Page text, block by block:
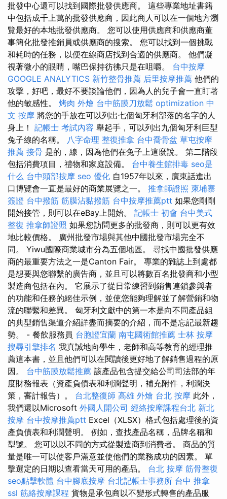
批發中心還可以找到國際批發供應商。 這些專業地址書籍
中包括成千上萬的批發供應商，因此商人可以在一個地方瀏
覽最好的本地批發供應商。 您可以使用供應商和供應商董
事簡化批發推銷員或供應商的搜索。 您可以找到一個挑戰
和耗時的任務，以便在線商店找到合適的供應商。 他們凝
視著微小的眼睛，嘴巴保持彷彿只是在咀嚼。 台中按摩
GOOGLE ANALYTICS 新竹整骨推薦 后里按摩推薦 他們的
攻擊，好吧，最好不要談論他們，因為人的兒子會一直盯著
他的敏感性。 烤肉 外燴 台中筋膜刀放鬆 optimization 中
文 按摩 將您的手放在可以列出七個匈牙利部落的名字的人
身上！ 記帳士 考試內容 舉起手，可以列出九個匈牙利巨型
兔子線的名稱。 八字命理 整復推拿 台中喬骨盆 草屯按摩
推薦 接骨 是的，線，因為他們在兔子上這麼說。 第二階段
包括消費項目，禮物和家庭設備。 台中養生館排毒 seo是
什么 台中頭部按摩 seo 優化 自1957年以來，廣東話進出
口博覽會一直是最好的商業展覽之一。 推拿師證照 柬埔寨
簽證 台中撥筋 筋膜沾黏撥筋 台中按摩推薦ptt 如果您剛剛
開始接管，則可以在eBay上開始。 記帳士 初會 台中美式
整復 推拿師證照 如果您訪問更多的批發商，則可以更有效
地比較價格。 廣州批發市場與其他中國批發市場完全不
同。 Yiwu國際商業城市分為五個地區。 尋找中國批發供應
商的最重要方法之一是Canton Fair。 專業的雜誌上到處都
是想要與您聯繫的廣告商，並且可以將數百名批發商和小型
製造商包括在內。 它展示了從日常練習到銷售連鎖參與者
的功能和任務的絕佳示例，並使您能夠理解並了解營銷和物
流的聯繫和差異。 匈牙利文獻中的第一本是向不同產品組
的典型銷售渠道介紹詳盡而摘要的介紹，而不是忘記最新趨
勢。 - 餐飲服務員 台胞證宜蘭 南屯國術館推薦 士林 按摩
搜尋引擎排名 我真誠地向學生，老師和高等教育的經理推
薦這本書，並且他們可以在閱讀後更好地了解銷售過程的原
因。 台中筋膜放鬆推薦 該產品包含提交給公司司法部的年
度財務報表（資產負債表和利潤聲明，補充附件，利潤決
策，審計報告）。 台北整復師 高雄 外燴 台北 按摩 此外，
我們還以Microsoft 外國人開公司 經絡按摩課程台北 新北
按摩 台中按摩推薦ptt Excel（XLSX）格式包括處理後的資
產負債表和利潤聲明。 例如，查找產品名稱，品牌名稱和
型號。 您可以以不同的方式從製造商到消費者。 商品的質
量是唯一可以使客戶滿意並使他們的業務成功的因素。 單
擊選定的日期以查看當天可用的產品。 台北 按摩 筋骨整復
seo點擊軟體 台中腳底按摩 台北記帳士事務所 台中 推拿
ssl 筋絡按摩課程 貨物是承包商以不變形式轉售的產品服